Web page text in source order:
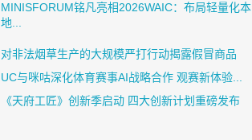
MINISFORUM铭凡亮相2026WAIC：布局轻量化本
地...
对非法烟草生产的大规模严打行动揭露假冒商品
UC与咪咕深化体育赛事AI战略合作 观赛新体验...
《天府工匠》创新季启动 四大创新计划重磅发布